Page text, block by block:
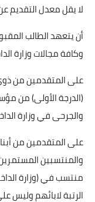
لا يقل معدل التقديم عن (65%) خمسة وستون
أن يتعهد الطالب
وكافة مجالات وزارة
على المتقدمين من
(الدرجة الأولى) من
والجرحى في وزارة
على المتقدمين من
والمنتسبين
منتسب في (وزارة
الرتبة لابائهم وليس